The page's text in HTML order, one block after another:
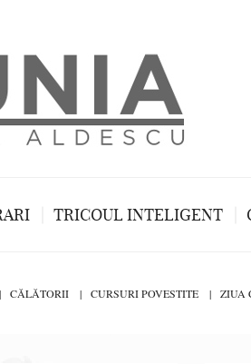
TRICOUL INTELIGENT
CĂLĂTORII CURSURI POVESTITE ZIUA